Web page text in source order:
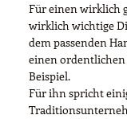
Für einen wirklich
wirklich wichtige
dem passenden
einen ordentlichen
Beispiel.
Für ihn spricht